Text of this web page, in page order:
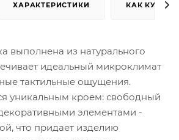
ХАРАКТЕРИСТИКИ КАК КУПИТЬ
выполнена из натурального
идеальный микроклимат
тактильные ощущения.
уникальным кроем: свободный
элементами -
что придает изделию